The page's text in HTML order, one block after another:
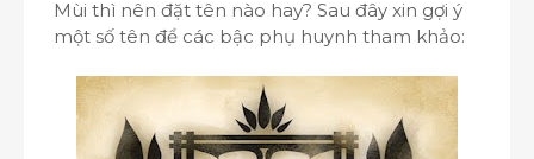
Mùi thì nên đặt tên nào hay? Sau đây xin gợi ý
một số tên để các bậc phụ huynh tham khảo: